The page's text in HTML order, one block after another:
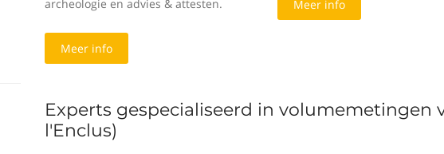
archeologie en advies & attesten.
Meer info
Meer info
Experts gespecialiseerd in volumemetingen
l'Enclus)